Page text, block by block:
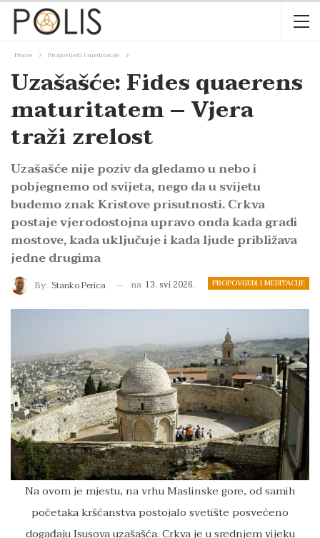
Home Propovijedi i meditacije
Uzašašće: Fides quaerens
maturitatem – Vjera
traži zrelost
Uzašašće nije poziv da gledamo u nebo i
pobjegnemo od svijeta, nego da u svijetu
budemo znak Kristove prisutnosti. Crkva
postaje vjerodostojna upravo onda kada gradi
mostove, kada uključuje i kada ljude približava
jedne drugima
PROPOVIJEDI I MEDITACIJE
By: Stanko Perica na 13. svi 2026.
Na ovom je mjestu, na vrhu Maslinske gore, od samih
početaka kršćanstva postojalo svetište posvećeno
događaju Isusova uzašašća. Crkva je u srednjem vijeku